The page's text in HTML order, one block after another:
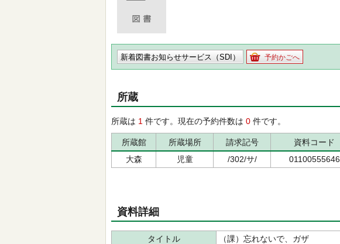
新着図書お知らせサービス（SDI） 予約かごへ
所蔵
所蔵は 1 件です。現在の予約件数は 0 件です。
所蔵館 所蔵場所 請求記号 資料コード
大森
児童 /302/サ/ 01100555646
資料詳細
タイトル
（課）忘れないで、ガザ